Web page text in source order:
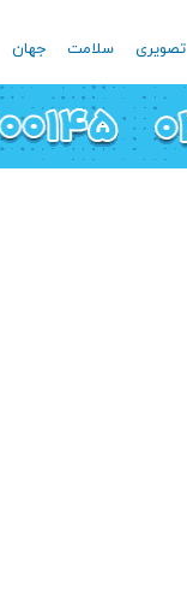
تصویری سلامت جهان